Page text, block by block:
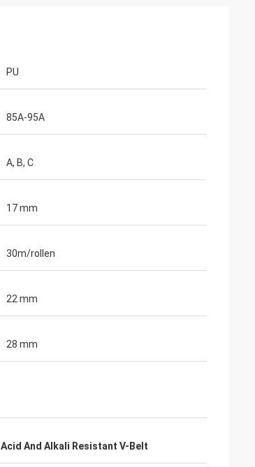
de goede dienst!
PU
85A-95A
A, B, C
17 mm
30m/rollen
22 mm
28 mm
Acid And Alkali Resistant V-Belt